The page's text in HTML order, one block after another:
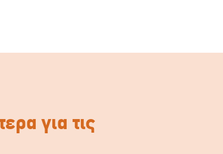
για τις